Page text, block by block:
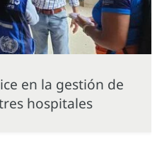
en la gestión de
hospitales